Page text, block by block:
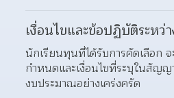
เงื่อนไขและข้อปฏิบัติระหว่
นักเรียนทุนที่ได้รับการคัดเลือก
กำหนดและเงื่อนไขที่ระบุในสัญ
งบประมาณอย่างเคร่งครัด